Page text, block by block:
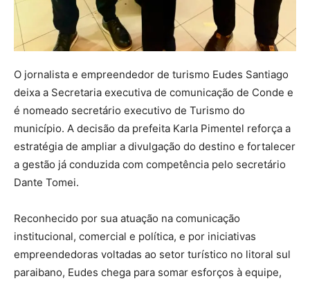
O jornalista e empreendedor de turismo Eudes Santiago
deixa a Secretaria executiva de comunicação de Conde e
é nomeado secretário executivo de Turismo do
município. A decisão da prefeita Karla Pimentel reforça a
estratégia de ampliar a divulgação do destino e fortalecer
a gestão já conduzida com competência pelo secretário
Dante Tomei.
Reconhecido por sua atuação na comunicação
institucional, comercial e política, e por iniciativas
empreendedoras voltadas ao setor turístico no litoral sul
paraibano, Eudes chega para somar esforços à equipe,